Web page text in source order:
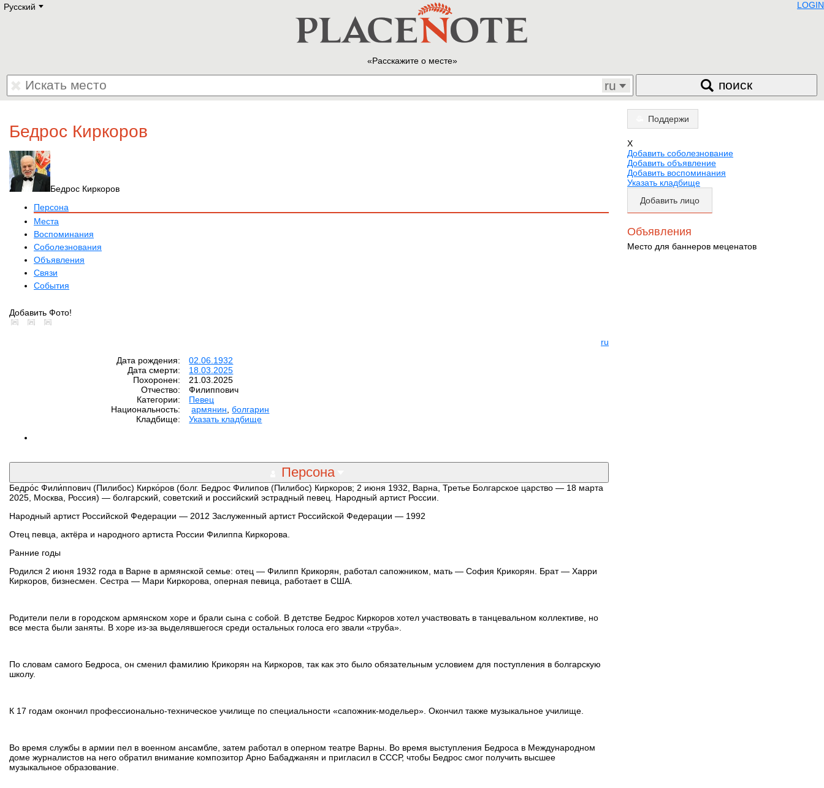
Русский E
Deutsch
Polski
Hebrew
LOGIN
Расскажите о месте
ru поиск
Бедрос Киркоров
Бедрос Киркоров
Персона
Места
Воспоминания
Соболезнования
Объявления
Связи
События
Добавить Фото!
ru
Дата рождения:
02.06.1932
Дата смерти:
18.03.2025
Похоронен:
21.03.2025
Отчество:
Филиппович
Категории:
Певец
Национальность:
армянин ,болгарин
Кладбище:
Указать кладбище
Персона
Бедро́с Фили́ппович (Пилибос) Кирко́ров (болг. Бедрос Филипов (Пилибос) Киркоров; 2 июня 1932, Варна, Третье Болгарское царство — 18 марта
2025, Москва, Россия) — болгарский, советский и российский эстрадный певец. Народный артист России.
Народный артист Российской Федерации — 2012 Заслуженный артист Российской Федерации — 1992
Отец певца, актёра и народного артиста России Филиппа Киркорова.
Ранние годы
Родился 2 июня 1932 года в Варне в армянской семье: отец — Филипп Крикорян, работал сапожником, мать — София Крикорян. Брат — Харри
Киркоров, бизнесмен. Сестра — Мари Киркорова, оперная певица, работает в США.
Родители пели в городском армянском хоре и брали сына с собой. В детстве Бедрос Киркоров хотел участвовать в танцевальном коллективе, но
все места были заняты. В хоре из-за выделявшегося среди остальных голоса его звали «труба».
По словам самого Бедроса, он сменил фамилию Крикорян на Киркоров, так как это было обязательным условием для поступления в болгарскую
школу.
К 17 годам окончил профессионально-техническое училище по специальности «сапожник-модельер». Окончил также музыкальное училище.
Во время службы в армии пел в военном ансамбле, затем работал в оперном театре Варны. Во время выступления Бедроса в Международном
доме журналистов на него обратил внимание композитор Арно Бабаджанян и пригласил в СССР, чтобы Бедрос смог получить высшее
музыкальное образование.
Поддержи
X
Добавить соболезнование
Добавить объявление
Добавить воспоминания
Указать кладбище
Добавить лицо
Объявления
Место для баннеров меценатов